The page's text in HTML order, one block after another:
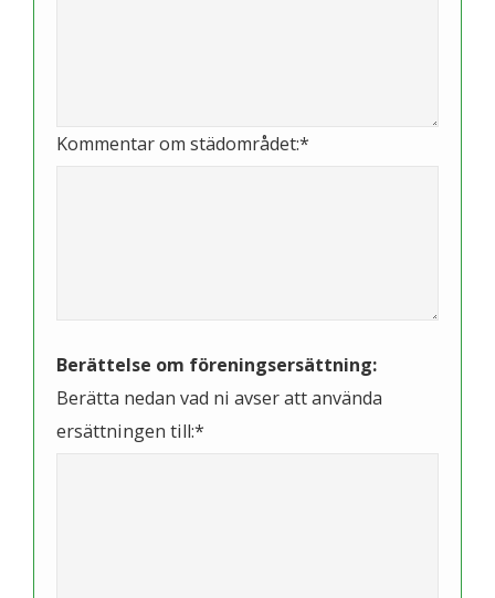
Kommentar om städområdet:*
Berättelse om föreningsersättning:
Berätta nedan vad ni avser att använda
ersättningen till:*